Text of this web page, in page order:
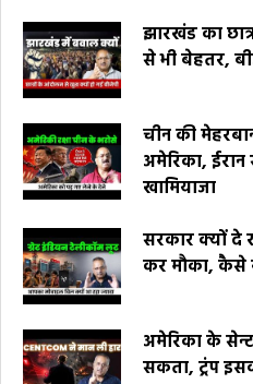
झारखंड का
से भी बेहतर,
चीन की
अमेरिका,
खामियाजा
सरकार क्यों दे
कर मौका,
अमेरिका के
सकता, ट्रंप